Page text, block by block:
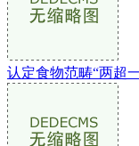
认定食物范畴“两超